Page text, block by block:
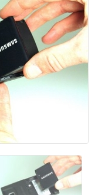
コメントを投稿